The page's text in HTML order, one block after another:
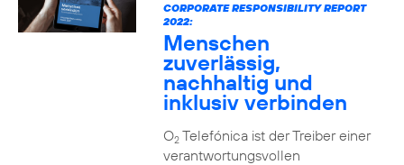
CORPORATE RESPONSIBILITY REPORT
2022:
Menschen
zuverlässig,
nachhaltig und
inklusiv verbinden
O2Telefónica ist der Treiber einer
verantwortungsvollen